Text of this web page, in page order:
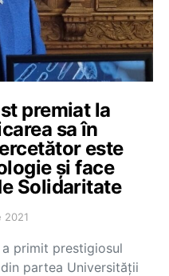
premiat la
sa în
este
și face
Solidaritate
2021
primit prestigiosul
partea Universității